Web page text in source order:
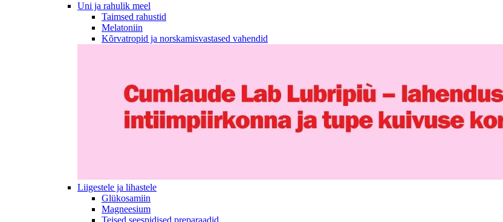
Uni ja rahulik meel
Taimsed rahustid
Melatoniin
Kõrvatropid ja norskamisvastased vahendid
Liigestele ja lihastele
Glükosamiin
Magneesium